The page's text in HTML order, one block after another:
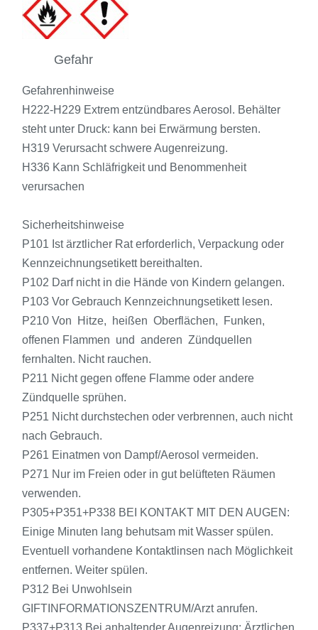
Gefahr
Gefahrenhinweise
H222-H229 Extrem entzündbares Aerosol. Behälter
steht unter Druck: kann bei Erwärmung bersten.
H319 Verursacht schwere Augenreizung.
H336 Kann Schläfrigkeit und Benommenheit
verursachen
Sicherheitshinweise
P101 Ist ärztlicher Rat erforderlich, Verpackung oder
Kennzeichnungsetikett bereithalten.
P102 Darf nicht in die Hände von Kindern gelangen.
P103 Vor Gebrauch Kennzeichnungsetikett lesen.
P210 Von Hitze, heißen Oberflächen, Funken,
offenen Flammen und anderen Zündquellen
fernhalten. Nicht rauchen.
P211 Nicht gegen offene Flamme oder andere
Zündquelle sprühen.
P251 Nicht durchstechen oder verbrennen, auch nicht
nach Gebrauch.
P261 Einatmen von Dampf/Aerosol vermeiden.
P271 Nur im Freien oder in gut belüfteten Räumen
verwenden.
P305+P351+P338 BEI KONTAKT MIT DEN AUGEN:
Einige Minuten lang behutsam mit Wasser spülen.
Eventuell vorhandene Kontaktlinsen nach Möglichkeit
entfernen. Weiter spülen.
P312 Bei Unwohlsein
GIFTINFORMATIONSZENTRUM/Arzt anrufen.